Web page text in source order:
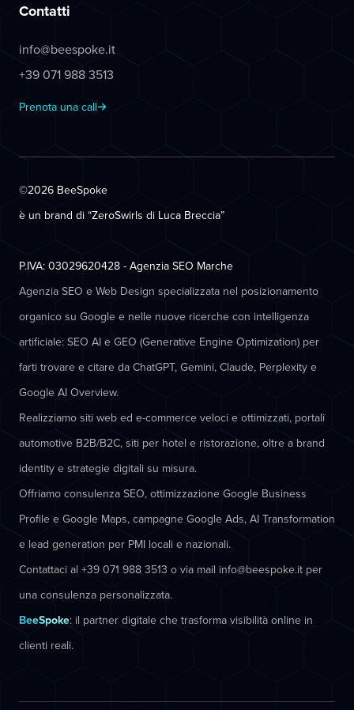
Contatti
info@beespoke.it
+39 071 988 3513
Prenota una call
©2026 BeeSpoke
è un brand di “ZeroSwirls di Luca Breccia”
P.IVA: 03029620428 - Agenzia SEO Marche
Agenzia SEO e Web Design specializzata nel posizionamento
organico su Google e nelle nuove ricerche con intelligenza
artificiale: SEO AI e GEO (Generative Engine Optimization) per
farti trovare e citare da ChatGPT, Gemini, Claude, Perplexity e
Google AI Overview.
Realizziamo siti web ed e-commerce veloci e ottimizzati, portali
automotive B2B/B2C, siti per hotel e ristorazione, oltre a brand
identity e strategie digitali su misura.
Offriamo consulenza SEO, ottimizzazione Google Business
Profile e Google Maps, campagne Google Ads, AI Transformation
e lead generation per PMI locali e nazionali.
Contattaci al +39 071 988 3513 o via mail info@beespoke.it per
una consulenza personalizzata.
BeeSpoke: il partner digitale che trasforma visibilità online in
clienti reali.